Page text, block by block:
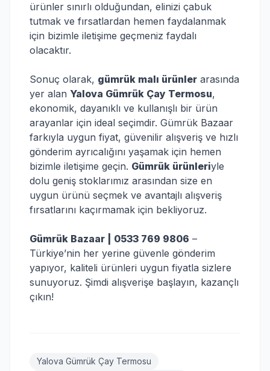
ürünler sınırlı olduğundan, elinizi çabuk
tutmak ve fırsatlardan hemen faydalanmak
için bizimle iletişime geçmeniz faydalı
olacaktır.
Sonuç olarak, gümrük malı ürünler arasında
yer alan Yalova Gümrük Çay Termosu,
ekonomik, dayanıklı ve kullanışlı bir ürün
arayanlar için ideal seçimdir. Gümrük Bazaar
farkıyla uygun fiyat, güvenilir alışveriş ve hızlı
gönderim ayrıcalığını yaşamak için hemen
bizimle iletişime geçin. Gümrük ürünleriyle
dolu geniş stoklarımız arasından size en
uygun ürünü seçmek ve avantajlı alışveriş
fırsatlarını kaçırmamak için bekliyoruz.
Gümrük Bazaar | 0533 769 9806 –
Türkiye’nin her yerine güvenle gönderim
yapıyor, kaliteli ürünleri uygun fiyatla sizlere
sunuyoruz. Şimdi alışverişe başlayın, kazançlı
çıkın!
Yalova Gümrük Çay Termosu